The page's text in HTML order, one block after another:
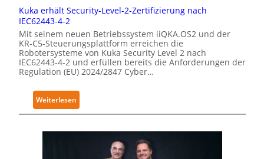
Kuka erhält Security-Level-2-Zertifizierung nach
IEC62443-4-2
Mit seinem neuen Betriebssystem iiQKA.OS2 und der
KR-C5-Steuerungsplattform erreichen die
Robotersysteme von Kuka Security Level 2 nach
IEC62443-4-2 und erfüllen bereits die Anforderungen der
Regulation (EU) 2024/2847 Cyber…
Weiterlesen:
K